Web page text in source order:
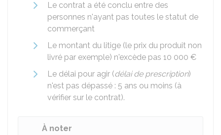
Le contrat a été conclu entre des
personnes n'ayant pas toutes le statut de
commerçant
Le montant du litige (le prix du produit non
livré par exemple) n'excède pas 10 000 €
Le délai pour agir (délai de prescription)
n'est pas dépassé : 5 ans ou moins (à
vérifier sur le contrat).
À noter